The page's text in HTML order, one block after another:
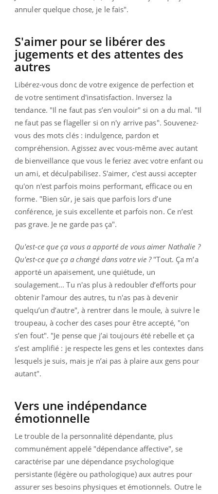
annuler quelque chose, je le fais".
S'aimer pour se libérer des
jugements et des attentes des
autres
Libérez-vous donc de votre exigence de perfection et
de votre sentiment d'insatisfaction. Inversez la
tendance. "Il ne faut pas s’en vouloir" si on a du mal. "Il
ne faut pas se flageller si on n'y arrive pas". Souvenez-
vous des mots clés : indulgence, pardon et
compréhension. Agissez avec vous-même avec autant
de bienveillance que vous le feriez avec votre enfant ou
un ami, et déculpabilisez. S'aimer, c'est aussi accepter
qu'on n'est parfois moins performant, efficace ou en
forme. "Bien sûr, je sais que parfois lors d’une
conférence, je suis excellente et parfois non. Ce n’est
pas grave. Je ne garde pas ça".
Qu'est-ce que ça vous a apporté de vous aimer Nathalie ?
Qu'est-ce que ça a changé dans votre vie ?"Tout. Ça m’a
apporté un apaisement, une quiétude, un
soulagement... Tu n'as plus à redoubler d’efforts pour
obtenir l’amour des autres, tu n'as pas à devenir
quelqu’un d’autre", à rentrer dans le moule, à suivre le
troupeau, à cocher des cases pour être accepté, "on
s’en fout". "Je pense que j’ai toujours été rebelle et ça
s’est amplifié : je respecte les gens et les contextes dans
lesquels je suis, mais je n’ai pas à plaire aux gens pour
autant".
Vers une indépendance
émotionnelle
Le trouble de la personnalité dépendante, plus
communément appelé "dépendance affective",se
caractérise par une dépendance psychologique
persistante (légère ou pathologique) aux autres pour
assurer ses besoins physiques et émotionnels. Outre le